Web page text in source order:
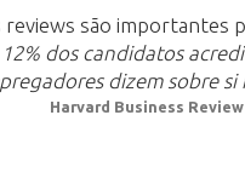
reviews são importantes
12% dos candidatos
dizem sobre si
Harvard Business Review